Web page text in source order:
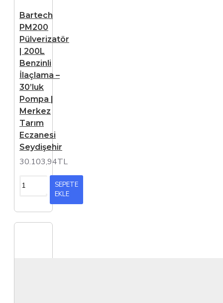
Bartech
PM200
Pülverizatör
| 200L
Benzinli
İlaçlama –
30’luk
Pompa |
Merkez
Tarım
Eczanesi
Seydişehir
30.103,94TL
SEPETE
EKLE